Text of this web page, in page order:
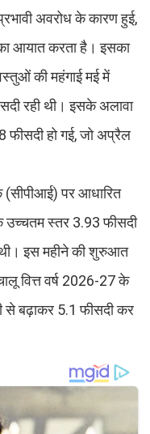
अवरोध के कारण हुई,
आयात करता है। इसका
की महंगाई मई में
रही थी। इसके अलावा
फीसदी हो गई, जो अप्रैल
पर आधारित
उच्चतम स्तर 3.93 फीसदी
इस महीने की शुरुआत
वित्त वर्ष 2026-27 के
से बढ़ाकर 5.1 फीसदी कर